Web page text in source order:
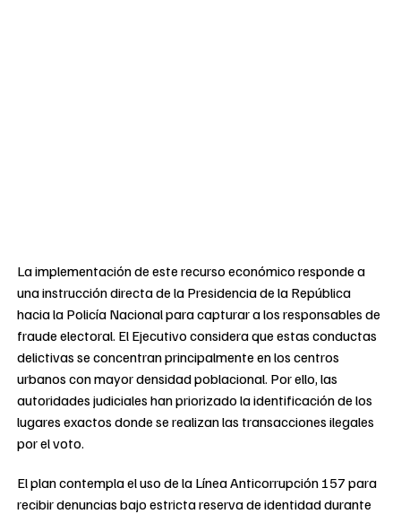
La implementación de este recurso económico responde a
una instrucción directa de la Presidencia de la República
hacia la Policía Nacional para capturar a los responsables de
fraude electoral. El Ejecutivo considera que estas conductas
delictivas se concentran principalmente en los centros
urbanos con mayor densidad poblacional. Por ello, las
autoridades judiciales han priorizado la identificación de los
lugares exactos donde se realizan las transacciones ilegales
por el voto.
El plan contempla el uso de la Línea Anticorrupción 157 para
recibir denuncias bajo estricta reserva de identidad durante